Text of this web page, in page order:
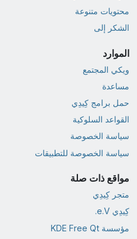
محتويات متنوعة
الشكر إلى
الموارد
ويكي المجتمع
مساعدة
حمل برامج كِيدِي
القواعد السلوكية
سياسة الخصوصة
سياسة الخصوصة للتطبيقات
مواقع ذات صلة
متجر كِيدِي
كِيدِي e.V.
مؤسسة KDE Free Qt